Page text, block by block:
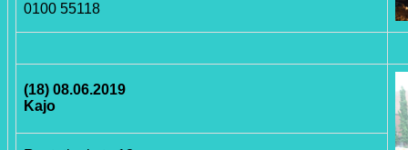
0100 55118
(18) 08.06.2019
Kajo